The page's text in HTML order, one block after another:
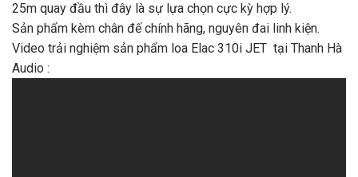
25m quay đầu thì đây là sự lựa chọn cực kỳ hợp lý.
Sản phẩm kèm chân đế chính hãng, nguyên đai linh kiện.
Video trải nghiệm sản phẩm loa Elac 310i JET tại Thanh Hà
Audio :